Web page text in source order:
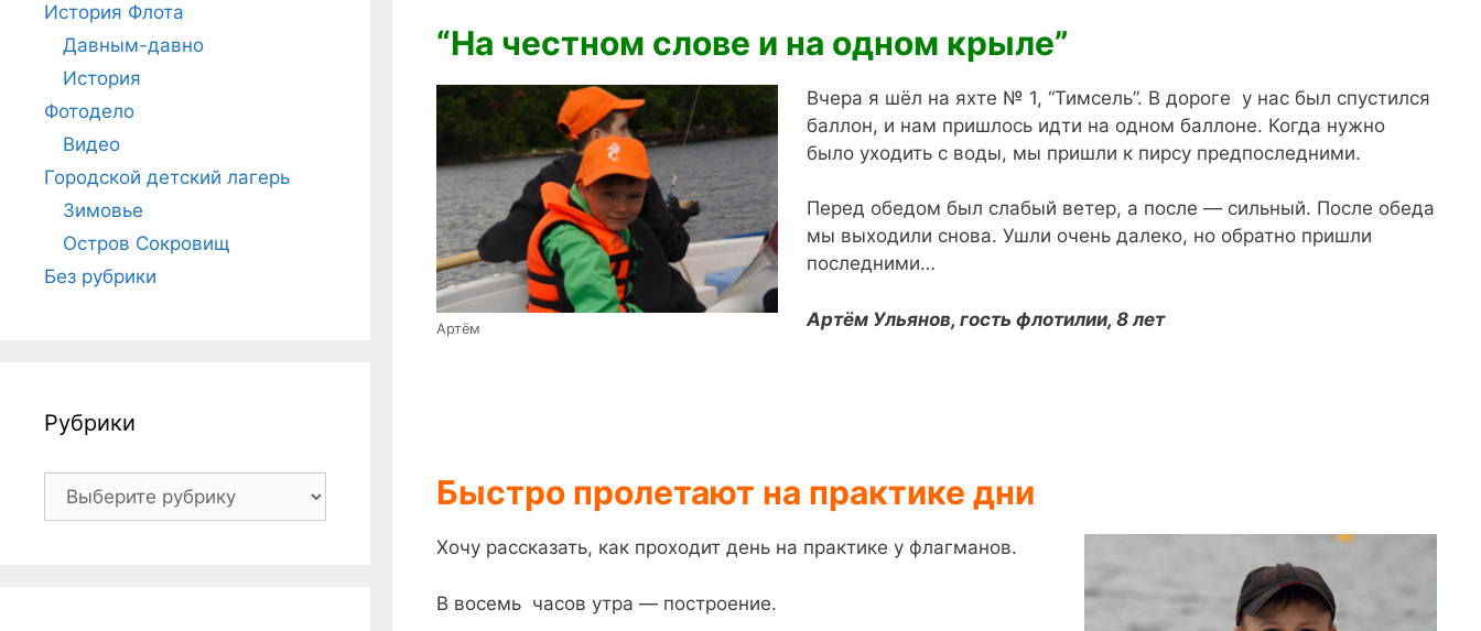
“На честном слове и на одном крыле”
Артём
Вчера я шёл на яхте № 1, “Тимсель”. В дороге у нас был спустился
баллон, и нам пришлось идти на одном баллоне. Когда нужно
было уходить с воды, мы пришли к пирсу предпоследними.
Перед обедом был слабый ветер, а после — сильный. После обеда
мы выходили снова. Ушли очень далеко, но обратно пришли
последними…
Артём Ульянов, гость флотилии, 8 лет
Быстро пролетают на практике дни
Хочу рассказать, как проходит день на практике у флагманов.
В восемь часов утра — построение.
История Флота
Давным-давно
История
Фотодело
Видео
Городской детский лагерь
Зимовье
Остров Сокровищ
Без рубрики
Рубрики
Рубрики